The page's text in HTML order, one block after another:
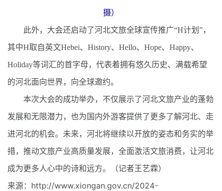
摄）
此外，大会还启动了河北文旅全球宣传推广“H计划”，
其中H取自英文Hebei、History、Hello、Hope、Happy、
Holiday等词汇的首字母，代表着拥有悠久历史、满载希望
的河北面向世界，向全球邀约。
本次大会的成功举办，不仅展示了河北文旅产业的蓬勃
发展和无限潜力，也为国内外游客提供了更多了解河北、走
进河北的机会。未来，河北将继续以开放的姿态和务实的举
措，推动文旅产业高质量发展，全面激活文旅消费，让河北
成为更多人心中的诗和远方。（记者王艺霖）
来源：http://www.xiongan.gov.cn/2024-